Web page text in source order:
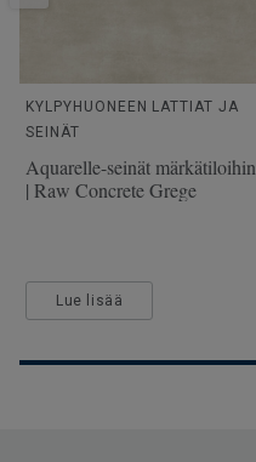
käytössä
Lattialämmitys
Kulutuskerroksen paksuus
KYLPYHUONEEN LATTIAT JA
SEINÄT
Aquarelle-seinät märkätiloihin
| Raw Concrete Grege
Lue lisää